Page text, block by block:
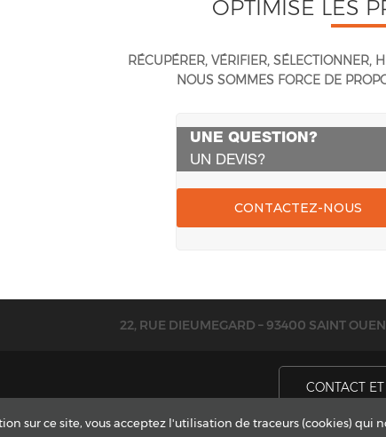
OPTIMISE LES
RÉCUPÉRER, VÉRIFIER, SÉLECTIONNER,
NOUS SOMMES FORCE DE
UNE QUESTION?
UN DEVIS?
CONTACTEZ-NOUS
22, RUE DIEUMEGARD – 93400 SAINT
CONTACT ET
sur ce site, vous acceptez l'utilisation de traceurs (cookies) qui